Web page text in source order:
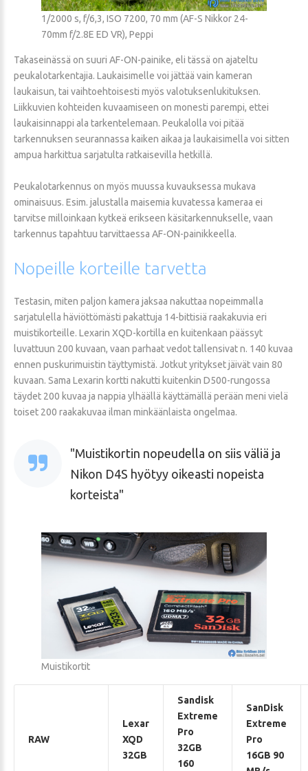
1/2000 s, f/6,3, ISO 7200, 70 mm (AF-S Nikkor 24-
70mm f/2.8E ED VR), Peppi
Takaseinässä on suuri AF-ON-painike, eli tässä on ajateltu
peukalotarkentajia. Laukaisimelle voi jättää vain kameran
laukaisun, tai vaihtoehtoisesti myös valotuksenlukituksen.
Liikkuvien kohteiden kuvaamiseen on monesti parempi, ettei
laukaisinnappi ala tarkentelemaan. Peukalolla voi pitää
tarkennuksen seurannassa kaiken aikaa ja laukaisimella voi sitten
ampua harkittua sarjatulta ratkaisevilla hetkillä.
Peukalotarkennus on myös muussa kuvauksessa mukava
ominaisuus. Esim. jalustalla maisemia kuvatessa kameraa ei
tarvitse milloinkaan kytkeä erikseen käsitarkennukselle, vaan
tarkennus tapahtuu tarvittaessa AF-ON-painikkeella.
Nopeille korteille tarvetta
Testasin, miten paljon kamera jaksaa nakuttaa nopeimmalla
sarjatulella häviöttömästi pakattuja 14-bittisiä raakakuvia eri
muistikorteille. Lexarin XQD-kortilla en kuitenkaan päässyt
luvattuun 200 kuvaan, vaan parhaat vedot tallensivat n. 140 kuvaa
ennen puskurimuistin täyttymistä. Jotkut yritykset jäivät vain 80
kuvaan. Sama Lexarin kortti nakutti kuitenkin D500-rungossa
täydet 200 kuvaa ja nappia ylhäällä käyttämällä perään meni vielä
toiset 200 raakakuvaa ilman minkäänlaista ongelmaa.
Muistikortin nopeudella on siis väliä ja
Nikon D4S hyötyy oikeasti nopeista
korteista
Muistikortit
RAW
Lexar
XQD
32GB
Sandisk
Extreme
Pro
32GB
160
SanDisk
Extreme
Pro
16GB 90